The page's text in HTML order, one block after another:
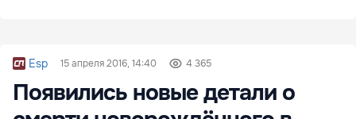
Esp 15 апреля 2016, 14:40 4 365
Появились новые детали о